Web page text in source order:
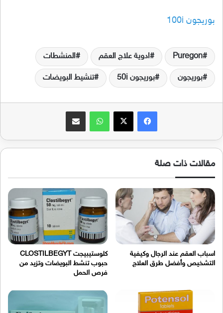
بوريجون 100i
Puregon ادوية علاج العقم المنشطات
بوريجون بوريجون 50i تنشيط البويضات
فيسبوك واتساب
مقالات ذات صلة
اسباب العقم عند الرجال وكيفية
التشخيص وأفضل طرق العلاج
كلوستيبيجت CLOSTILBEGYT
حبوب تنشط البويضات وتزيد من
فرص الحمل